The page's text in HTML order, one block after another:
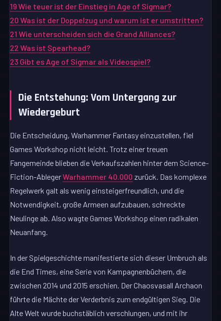
19Wie teuer ist der Einstieg in Age of Sigmar?
20 Was ist der Doppelzug und warum ist er umstritten?
21 Wie unterscheiden sich die Grand Alliances?
22 Was ist Spearhead?
23 Gibt es Age of Sigmar als Videospiel?
Die Entstehung: Vom Untergang zur
Wiedergeburt
Die Entscheidung, Warhammer Fantasy einzustellen, fiel
Games Workshop nicht leicht. Trotz einer treuen
Fangemeinde blieben die Verkaufszahlen hinter dem Science-
Fiction-AblegerWarhammer 40.000 zurück. Das komplexe
Regelwerk galt als wenig einsteigerfreundlich, und die
Notwendigkeit, große Armeen aufzubauen, schreckte
Neulinge ab. Also wagte Games Workshop einen radikalen
Neuanfang.
In der Spielgeschichte manifestierte sich dieser Umbruch als
die End Times, eine Serie von Kampagnenbüchern, die
zwischen 2014 und 2015 erschien. Der Chaosvasall Archaon
führte die Mächte der Verderbnis zum endgültigen Sieg. Die
Alte Welt wurde buchstäblich verschlungen, und mit ihr